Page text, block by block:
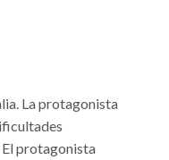
La protagonista
El protagonista